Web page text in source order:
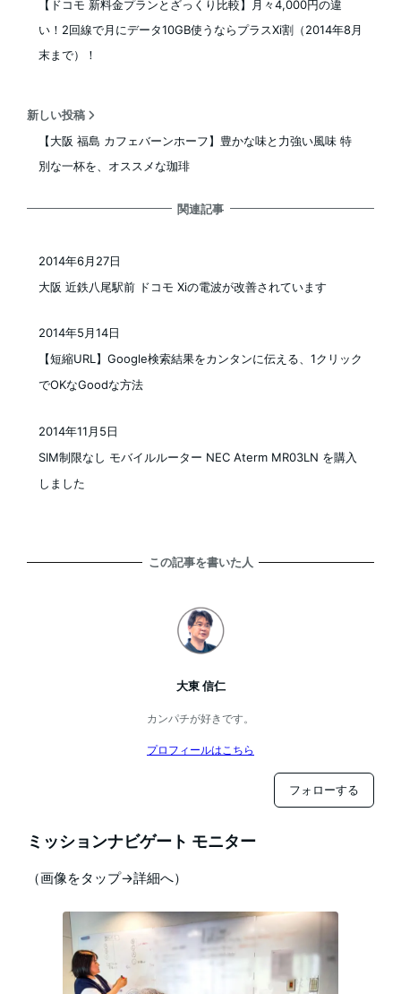
【ドコモ 新料金プランとざっくり比較】月々4,000円の違
い！2回線で月にデータ10GB使うならプラスXi割（2014年8月
末まで）！
新しい投稿
【大阪 福島 カフェバーンホーフ】豊かな味と力強い風味 特
別な一杯を、オススメな珈琲
関連記事
大阪 近鉄八尾駅前 ドコモ Xiの電波が改善されています
2014年6月27日
【短縮URL】Google検索結果をカンタンに伝える、1クリック
でOKなGoodな方法
2014年5月14日
SIM制限なし モバイルルーター NEC Aterm MR03LN を購入
しました
2014年11月5日
この記事を書いた人
大東 信仁
カンパチが好きです。
プロフィールはこちら
フォローする
ミッションナビゲート モニター
（画像をタップ→詳細へ）